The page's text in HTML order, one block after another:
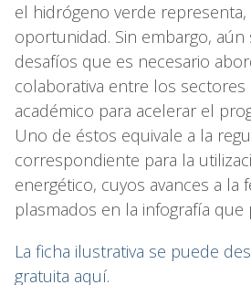
el hidrógeno verde
oportunidad. Sin embargo,
desafíos que es necesario
colaborativa entre los
académico para acelerar el
Uno de éstos equivale a la
correspondiente para la
energético, cuyos avances a la
plasmados en la infografía que
La ficha ilustrativa se puede
gratuita aquí.